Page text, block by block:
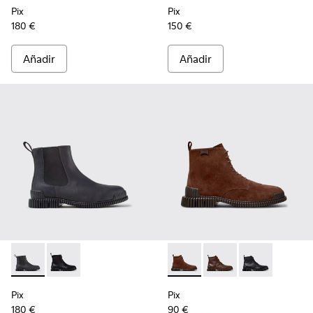
Pix
180 €
Añadir
Pix
150 €
Añadir
Pix - K300562-002 - Botines de piel grises para hombre.
Pix - K300562-001 - Botines de piel negros para
Pix
180 €
Pix - K300542-003 -
Pix - K300542-005 -
Pix -
Pix
90 €